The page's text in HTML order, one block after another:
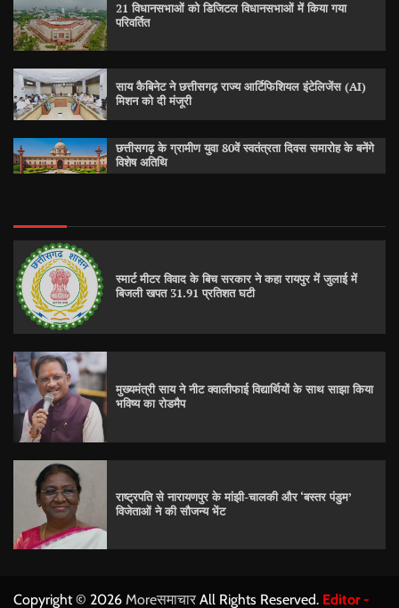
21 विधानसभाओं को डिजिटल विधानसभाओं में किया गया
परिवर्तित
साय कैबिनेट ने छत्तीसगढ़ राज्य आर्टिफिशियल इंटेलिजेंस (AI)
मिशन को दी मंजूरी
छत्तीसगढ़ के ग्रामीण युवा 80वें स्वतंत्रता दिवस समारोह के बनेंगे
विशेष अतिथि
स्मार्ट मीटर विवाद के बिच सरकार ने कहा रायपुर में जुलाई में
बिजली खपत 31.91 प्रतिशत घटी
मुख्यमंत्री साय ने नीट क्वालीफाई विद्यार्थियों के साथ साझा किया
भविष्य का रोडमैप
राष्ट्रपति से नारायणपुर के मांझी-चालकी और ‘बस्तर पंडुम’
विजेताओं ने की सौजन्य भेंट
Copyright © 2026 Moreसमाचार All Rights Reserved. Editor -